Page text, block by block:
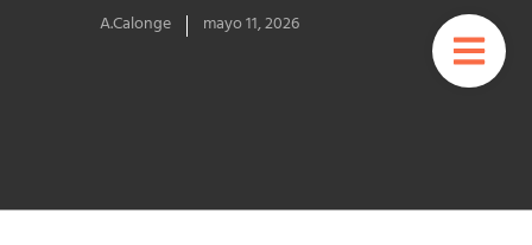
A.Calonge mayo 11, 2026